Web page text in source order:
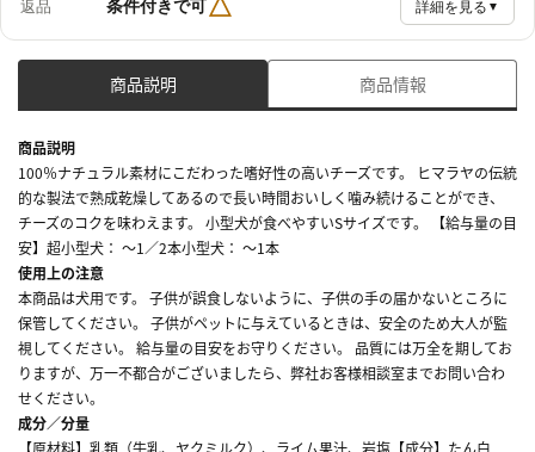
返品 条件付きで可△ 詳細を見る ▼
商品説明 商品情報
商品説明
100％ナチュラル素材にこだわった嗜好性の高いチーズです。 ヒマラヤの伝統
的な製法で熟成乾燥してあるので長い時間おいしく噛み続けることができ、
チーズのコクを味わえます。 小型犬が食べやすいSサイズです。 【給与量の目
安】超小型犬： ～1／2本小型犬： ～1本
使用上の注意
本商品は犬用です。 子供が誤食しないように、子供の手の届かないところに
保管してください。 子供がペットに与えているときは、安全のため大人が監
視してください。 給与量の目安をお守りください。 品質には万全を期してお
りますが、万一不都合がございましたら、弊社お客様相談室までお問い合わ
せください。
成分／分量
【原材料】乳類（牛乳、ヤクミルク）、ライム果汁、岩塩【成分】たん白